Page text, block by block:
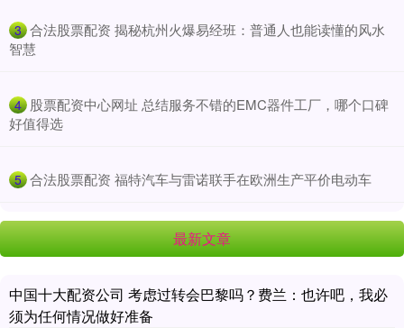
3 ​合法股票配资 揭秘杭州火爆易经班：普通人也能读懂的风水
智慧
4 ​股票配资中心网址 总结服务不错的EMC器件工厂，哪个口碑
好值得选
5 ​合法股票配资 福特汽车与雷诺联手在欧洲生产平价电动车
最新文章
中国十大配资公司 考虑过转会巴黎吗？费兰：也许吧，我必
须为任何情况做好准备